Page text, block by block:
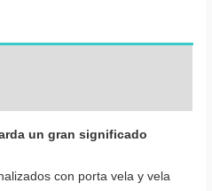
un gran significado
con porta vela y vela